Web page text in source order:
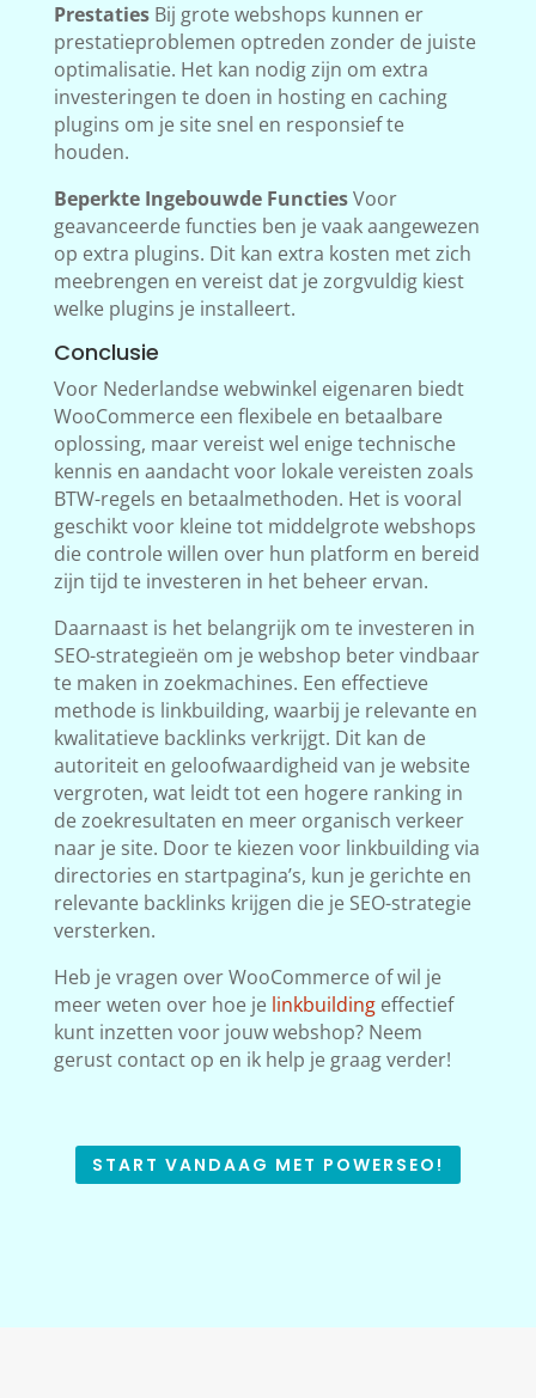
PrestatiesBij grote webshops kunnen er
prestatieproblemen optreden zonder de juiste
optimalisatie. Het kan nodig zijn om extra
investeringen te doen in hosting en caching
plugins om je site snel en responsief te
houden.
Beperkte Ingebouwde FunctiesVoor
geavanceerde functies ben je vaak aangewezen
op extra plugins. Dit kan extra kosten met zich
meebrengen en vereist dat je zorgvuldig kiest
welke plugins je installeert.
Conclusie
Voor Nederlandse webwinkel eigenaren biedt
WooCommerce een flexibele en betaalbare
oplossing, maar vereist wel enige technische
kennis en aandacht voor lokale vereisten zoals
BTW-regels en betaalmethoden. Het is vooral
geschikt voor kleine tot middelgrote webshops
die controle willen over hun platform en bereid
zijn tijd te investeren in het beheer ervan.
Daarnaast is het belangrijk om te investeren in
SEO-strategieën om je webshop beter vindbaar
te maken in zoekmachines. Een effectieve
methode is linkbuilding, waarbij je relevante en
kwalitatieve backlinks verkrijgt. Dit kan de
autoriteit en geloofwaardigheid van je website
vergroten, wat leidt tot een hogere ranking in
de zoekresultaten en meer organisch verkeer
naar je site. Door te kiezen voor linkbuilding via
directories en startpagina’s, kun je gerichte en
relevante backlinks krijgen die je SEO-strategie
versterken.
Heb je vragen over WooCommerce of wil je
meer weten over hoe je linkbuildingeffectief
kunt inzetten voor jouw webshop? Neem
gerust contact op en ik help je graag verder!
START VANDAAG MET POWERSEO!